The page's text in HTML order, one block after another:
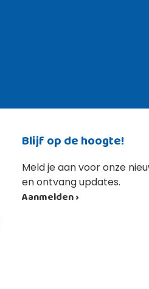
Blijf op de hoogte!
Meld je aan voor onze
en ontvang updates.
Aanmelden ›